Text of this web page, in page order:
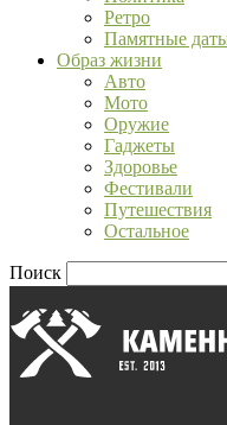
Ретро
Памятные
Образ жизни
Авто
Мото
Оружие
Гаджеты
Здоровье
Фестивали
Путешествия
Остальное
Поиск